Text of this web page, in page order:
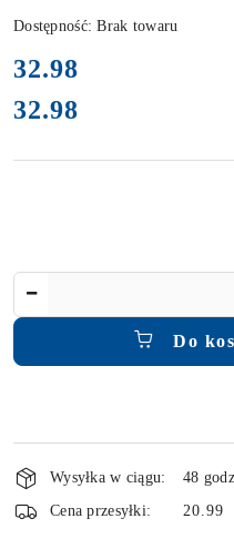
Dostępność:Brak towaru
cena:
32.98
Cena:
32.98
Do
Dostępność
i
dostawa
Wysyłka w ciągu:
48
Cena przesyłki:
20.99